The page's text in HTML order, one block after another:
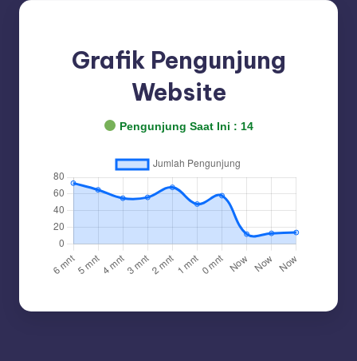
Grafik Pengunjung
Website
Pengunjung Saat Ini : 14